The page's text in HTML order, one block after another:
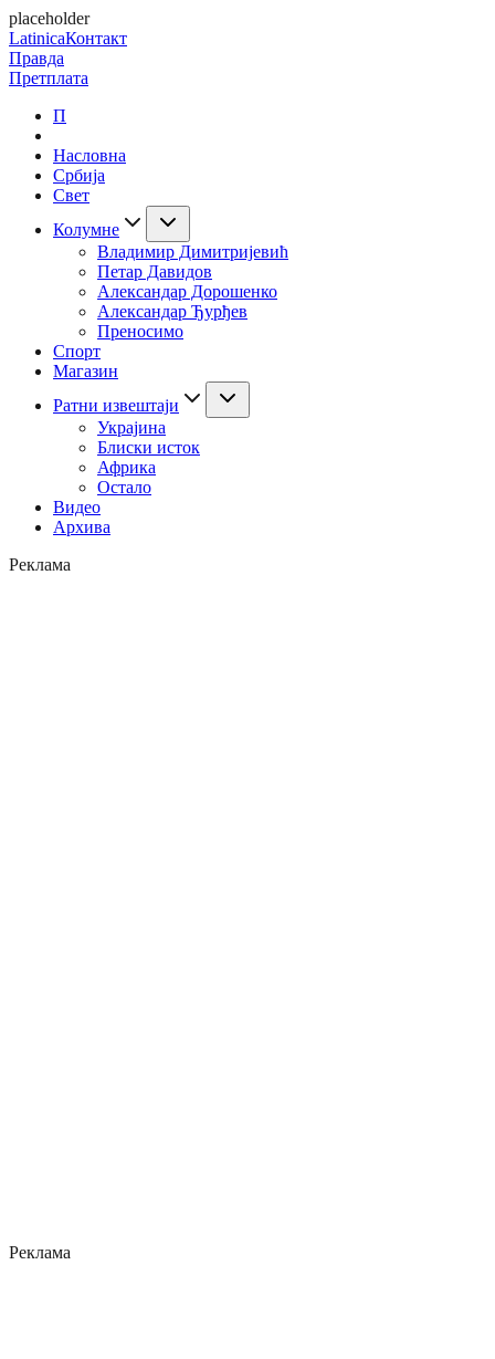
placeholder
LatinicaКонтакт
Правда
Претплата
П
Насловна
Србија
Свет
Колумне
Владимир Димитријевић
Петар Давидов
Александар Дорошенко
Александар Ђурђев
Преносимо
Спорт
Магазин
Ратни извештаји
Украјина
Блиски исток
Африка
Остало
Видео
Архива
Реклама
Реклама